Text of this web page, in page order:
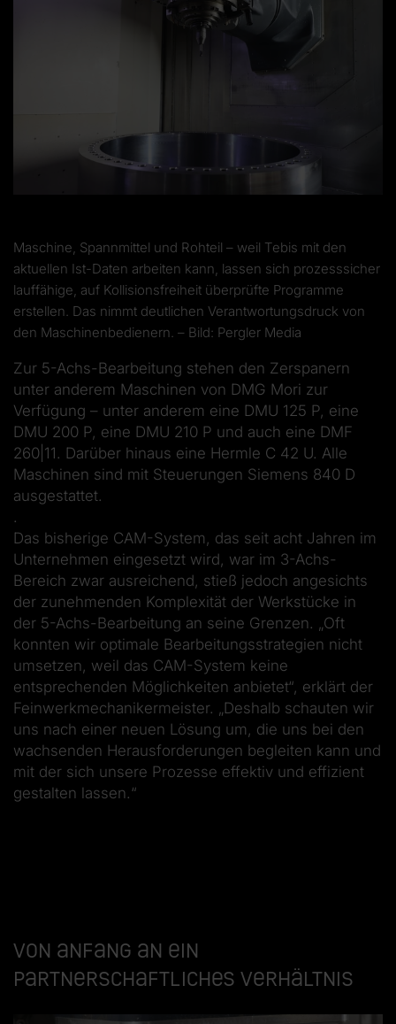
Maschine, Spannmittel und Rohteil – weil Tebis mit den
aktuellen Ist-Daten arbeiten kann, lassen sich prozesssicher
lauffähige, auf Kollisionsfreiheit überprüfte Programme
erstellen. Das nimmt deutlichen Verantwortungsdruck von
den Maschinenbedienern. – Bild: Pergler Media
Zur 5-Achs-Bearbeitung stehen den Zerspanern
unter anderem Maschinen von DMG Mori zur
Verfügung – unter anderem eine DMU 125 P, eine
DMU 200 P, eine DMU 210 P und auch eine DMF
260|11. Darüber hinaus eine Hermle C 42 U. Alle
Maschinen sind mit Steuerungen Siemens 840 D
ausgestattet.
.
Das bisherige CAM-System, das seit acht Jahren im
Unternehmen eingesetzt wird, war im 3-Achs-
Bereich zwar ausreichend, stieß jedoch angesichts
der zunehmenden Komplexität der Werkstücke in
der 5-Achs-Bearbeitung an seine Grenzen. „Oft
konnten wir optimale Bearbeitungsstrategien nicht
umsetzen, weil das CAM-System keine
entsprechenden Möglichkeiten anbietet“, erklärt der
Feinwerkmechanikermeister. „Deshalb schauten wir
uns nach einer neuen Lösung um, die uns bei den
wachsenden Herausforderungen begleiten kann und
mit der sich unsere Prozesse effektiv und effizient
gestalten lassen.“
Von Anfang an ein
partnerschaftliches Verhältnis